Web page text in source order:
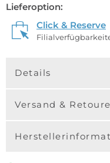
Lieferoption:
Click & Reserve
Details
Versand & Retoure